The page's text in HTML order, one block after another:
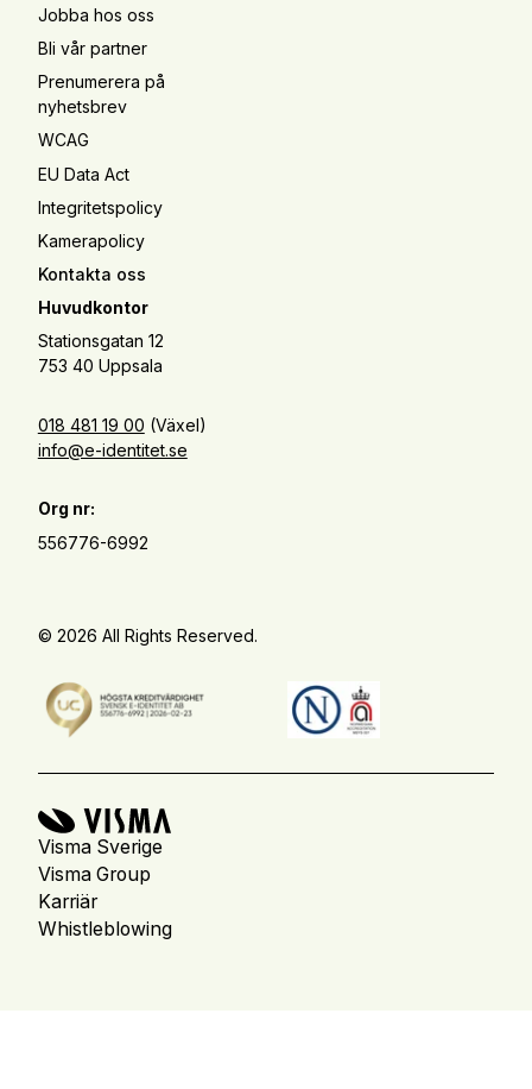
Jobba hos oss
Bli vår partner
Prenumerera på
nyhetsbrev
WCAG
EU Data Act
Integritetspolicy
Kamerapolicy
Kontakta oss
Huvudkontor
Stationsgatan 12
753 40 Uppsala
018 481 19 00 (Växel)
info@e-identitet.se
Org nr:
556776-6992
© 2026 All Rights Reserved.
Visma Sverige
Visma Group
Karriär
Whistleblowing